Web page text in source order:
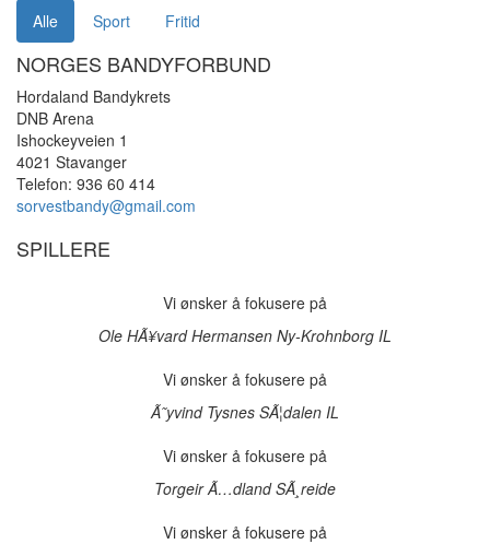
Alle
Sport Fritid
NORGES BANDYFORBUND
Hordaland Bandykrets
DNB Arena
Ishockeyveien 1
4021 Stavanger
Telefon: 936 60 414
sorvestbandy@gmail.com
SPILLERE
Vi ønsker å fokusere på
Ole HÃ¥vard Hermansen Ny-Krohnborg IL
Vi ønsker å fokusere på
Ã˜yvind Tysnes SÃ¦dalen IL
Vi ønsker å fokusere på
Torgeir Ã…dlandSÃ¸reide
Vi ønsker å fokusere på